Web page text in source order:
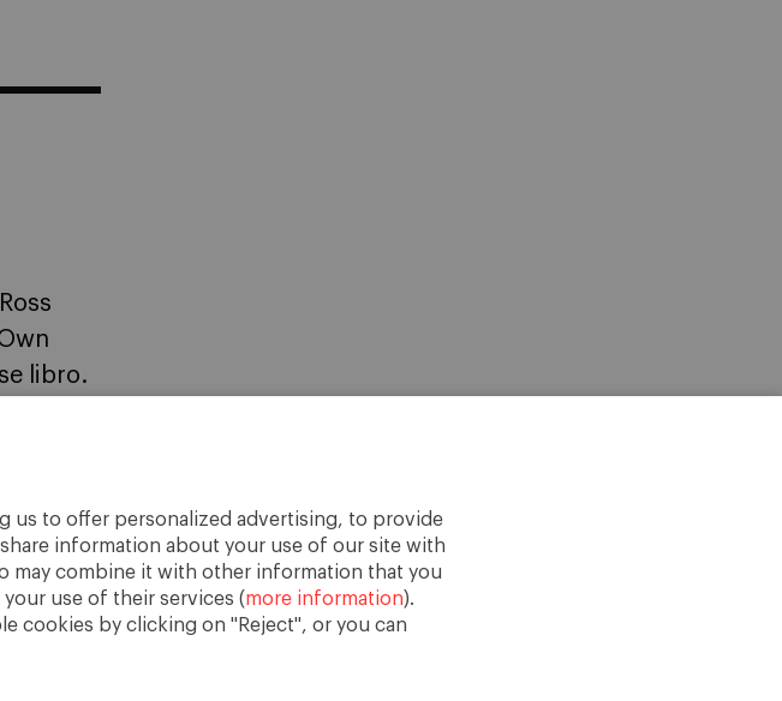
us to offer personalized advertising, to provide
information about your use of our site with
may combine it with other information that you
use of their services (more information).
cookies by clicking on "Reject", or you can
libro.